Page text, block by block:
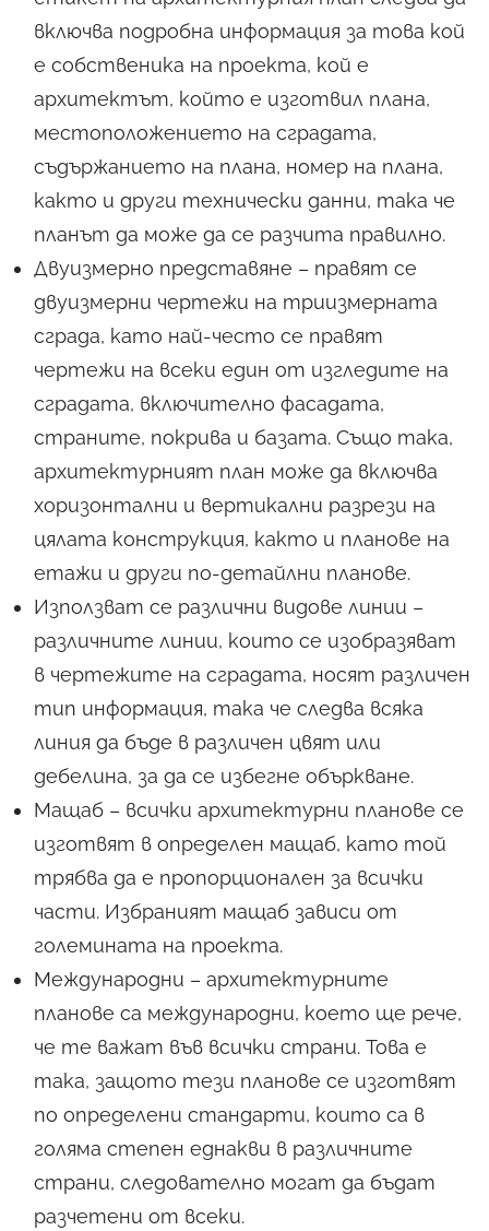
включва подробна информация за това кой
е собственика на проекта, кой е
архитектът, който е изготвил плана,
местоположението на сградата,
съдържанието на плана, номер на плана,
както и други технически данни, така че
планът да може да се разчита правилно.
Двуизмерно представяне – правят се
двуизмерни чертежи на триизмерната
сграда, като най-често се правят
чертежи на всеки един от изгледите на
сградата, включително фасадата,
страните, покрива и базата. Също така,
архитектурният план може да включва
хоризонтални и вертикални разрези на
цялата конструкция, както и планове на
етажи и други по-детайлни планове.
Използват се различни видове линии –
различните линии, които се изобразяват
в чертежите на сградата, носят различен
тип информация, така че следва всяка
линия да бъде в различен цвят или
дебелина, за да се избегне объркване.
Мащаб – всички архитектурни планове се
изготвят в определен мащаб, като той
трябва да е пропорционален за всички
части. Избраният мащаб зависи от
големината на проекта.
Международни – архитектурните
планове са международни, което ще рече,
че те важат във всички страни. Това е
така, защото тези планове се изготвят
по определени стандарти, които са в
голяма степен еднакви в различните
страни, следователно могат да бъдат
разчетени от всеки.
Какво НЕзнаете за
архитектурата?
Разберетевсички ТАЙНИот
нашето НАПЪЛНО
БЕЗПЛАТНОръководство от
А до Я!
Вземи още сега!